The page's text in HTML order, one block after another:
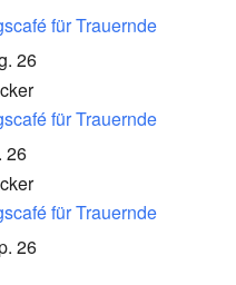
für Trauernde
26
für Trauernde
26
für Trauernde
26